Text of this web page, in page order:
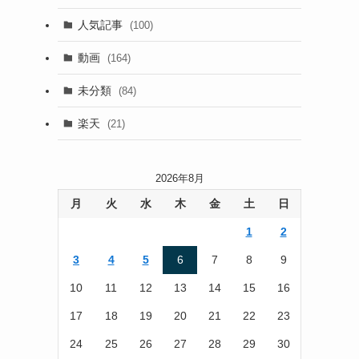
(105)
(186)
人気記事 (100)
動画 (164)
未分類 (84)
楽天 (21)
2026年8月
月 火 水 木 金 土 日
1 2
3 4 5 6 7 8 9
10 11 12 13 14 15 16
17 18 19 20 21 22 23
24 25 26 27 28 29 30